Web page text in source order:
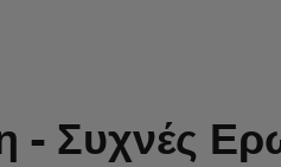
- Συχνές